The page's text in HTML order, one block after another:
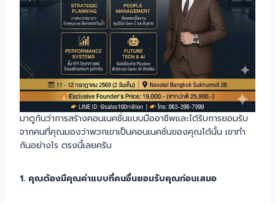
มาดูกันว่าการสร้างคอนเนคชั่นแบบมืออาชีพและได้รับการยอมรับ
จากคนที่คุณมองว่าพวกเขาเป็นคอนเนคชั่นของคุณได้นั้น เขาทำ
กันอย่างไร ตรงนี้เลยครับ
1. คุณต้องมีคุณค่าแบบที่คนอื่นยอมรับคุณก่อนเสมอ